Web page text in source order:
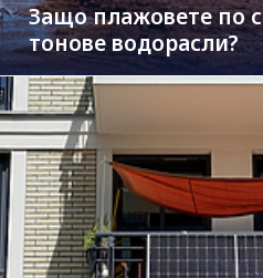
Защо плажовете по
тонове водорасли?